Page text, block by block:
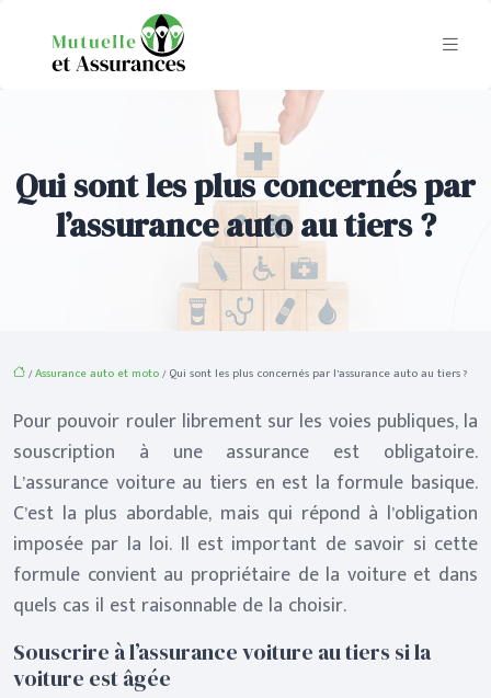
Qui sont les plus concernés par
l’assurance auto au tiers ?
/Assurance auto et moto/ Qui sont les plus concernés par l’assurance auto au tiers ?
Pour pouvoir rouler librement sur les voies publiques, la
souscription à une assurance est obligatoire.
L’assurance voiture au tiers en est la formule basique.
C’est la plus abordable, mais qui répond à l’obligation
imposée par la loi. Il est important de savoir si cette
formule convient au propriétaire de la voiture et dans
quels cas il est raisonnable de la choisir.
Souscrire à l’assurance voiture au tiers si la
voiture est âgée